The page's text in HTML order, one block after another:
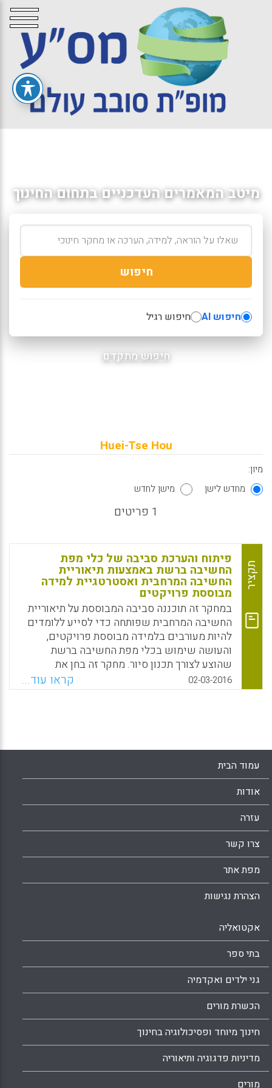
מיטב המאמרים העדכניים בתחום החינוך
חיפוש
חיפוש AI חיפוש רגיל
חיפוש מתקדם
Huei-Tse Hou
מיון:
מחדש לישן
מישן לחדש
1 פריטים
תקציר
פיתוח והערכת סביבה של כלי מפת
החשיבה ברשת באמצעות תיאוריית
החשיבה המרחבית ואסטרטגיית למידה
מבוססת פרויקטים
במחקר זה תוכננה סביבה המבוססת על תיאוריית
החשיבה המרחבית שפותחה כדי לסייע ללומדים
להיות מעורבים בלמידה מבוססת פרויקטים,
והעושה שימוש בכלי מפת החשיבה ברשת
שהוצע לצורך תכנון סיור. מחקר זה בחן את
ההבדלים בביצועי הלמידה ובביצוע פרויקטים בין
משתתפים המשתמשים בכלי מפת החשיבה
ניכר מזה של קבוצת הביקורת הן במונחים של
ביצועי למידה הן במונחים של ביצוע פרויקטים
(Hou, Huei-Tse; Yu, Tsai-Fang; Wu, Yi-Xuan;
02-03-2016 קראו עוד...
עמוד הבית
אודות
עזרה
צרו קשר
מפת אתר
הצהרת נגישות
אקטואליה
בתי ספר
גני ילדים ואקדמיה
הכשרת מורים
חינוך מיוחד ופסיכולוגיה בחינוך
מדיניות פדגוגיה ותיאוריה
מורים